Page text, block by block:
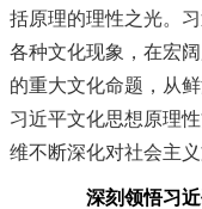
括原理的理性之光。
各种文化现象，在宏
的重大文化命题，从
习近平文化思想原理
维不断深化对社会主
深刻领悟习近